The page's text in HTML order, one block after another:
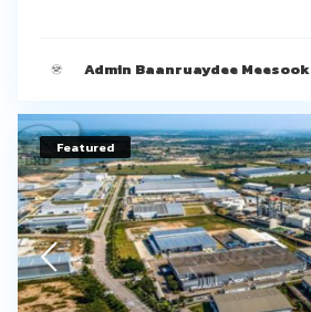
Admin Baanruaydee Meesook
Featured